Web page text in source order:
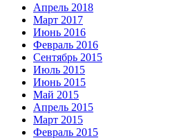
Апрель 2018
Март 2017
Июнь 2016
Февраль 2016
Сентябрь 2015
Июль 2015
Июнь 2015
Май 2015
Апрель 2015
Март 2015
Февраль 2015